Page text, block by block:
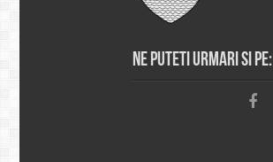
Ne puteti urmari si pe: